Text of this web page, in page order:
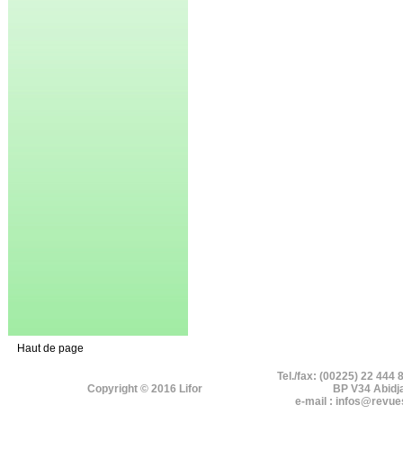
Haut de page
Copyright © 2016 Lifor
Tel./fax: (00225) 22 444
BP V34
e-mail :